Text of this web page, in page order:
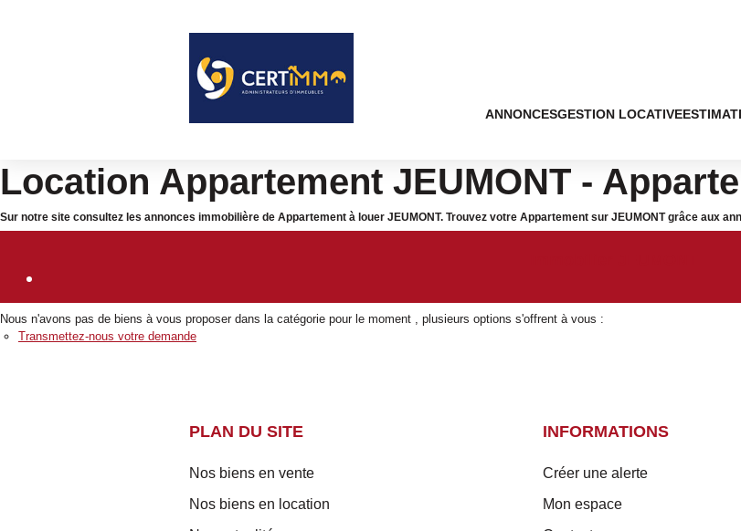
ANNONCESGESTION LOCATIVE
Location Appartement JEUMONT -
Sur notre site consultez les annonces immobilière de Appartement à louer JEUMONT. Trouvez votre Appartement sur JEUMONT grâce aux
Nous n'avons pas de biens à vous proposer dans la catégorie pour le moment , plusieurs options s'offrent à vous :
Transmettez-nous votre demande
PLAN DU SITE
Nos biens en vente
Nos biens en location
INFORMATIONS
Créer une alerte
Mon espace